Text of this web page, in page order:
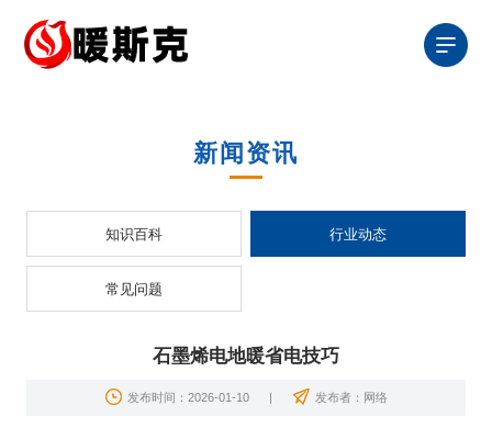
新闻资讯
知识百科 行业动态
常见问题
石墨烯电地暖省电技巧
发布时间：2026-01-10 发布者：网络